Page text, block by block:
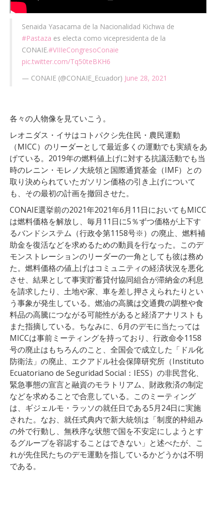
Senaida Yasacama de la Nacionalidad Kichwa de
#Pastaza es electa como vicepresidenta de la
CONAIE.#VIIIeCongresoConaie
pic.twitter.com/Tq50teBKH6
— CONAIE (@CONAIE_Ecuador) June 28, 2021
各々の人物像を見ていこう。
レオニダス・イサはコトパクシ先住民・農民運動
（MICC）のリーダーとして最近多くの運動でも実績をあ
げている。2019年の燃料値上げに対する抗議活動でも当
時のレニン・モレノ大統領と国際通貨基金（IMF）との
取り決められていたガソリン価格の引き上げについて
も、その最初の計画を撤回させた。
CONAIE選挙前の2021年2021年6月11日においてもMICC
は燃料価格を解放し、毎月11日に5％ずつ価格が上下す
るバンドシステム（行政令第1158号※）の廃止、燃料補
助金を復活などを求めるための動員を行なった。このデ
モンストレーションのリーダーの一角としても彼は務め
た。燃料価格の値上げはコミュニティの経済状況を悪化
させ、結果として事実貯蓄貸付協同組合が滞納金の利息
を請求したり、土地や家、車を差し押さえられたりとい
う事象が発生している。燃油の高騰は交通費の調整や食
料品の高騰につながる可能性があると経済アナリストも
また指摘している。ちなみに、6月のデモに当たっては
MICCは事前ミーティングを持っており、行政命令1158
号の廃止はもちろんのこと、全国会で成立した「ドル化
防衛法」の廃止、エクアドル社会保障研究所（Instituto
Ecuatoriano de Seguridad Social：IESS）の非民営化、
緊急事態の宣言と融資のモラトリアム、財政救済の制定
などを求めることで合意している。このミーティング
は、ギジェルモ・ラッソの就任日である5月24日に実施
された。なお、就任式典内で新大統領は「制度的枠組み
の外で行動し、無秩序な状態で国を不安定にしようとす
るグループを容認することはできない」と述べたが、こ
れが先住民たちのデモ運動を指しているかどうかは不明
である。